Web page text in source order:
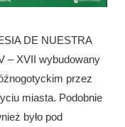
DE NUESTRA
– XVII wybudowany
przez
miasta. Podobnie
było pod